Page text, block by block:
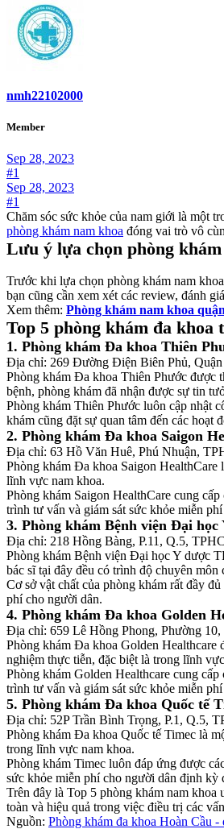
nmh22102000
Member
Sep 28, 2023
#1
Sep 28, 2023
#1
Chăm sóc sức khỏe của nam giới là một
phòng khám nam khoa đóng vai trò vô
Lưu ý lựa chọn phòng
Trước khi lựa chọn phòng khám nam
bạn cũng cần xem xét các review, đánh
Xem thêm: Phòng khám nam khoa
Top 5 phòng khám đa
1. Phòng khám Đa khoa Thiên
Địa chỉ: 269 Đường Điện Biên Phủ,
Phòng khám Đa khoa Thiên Phước được
bệnh, phòng khám đã nhận được sự tin
Phòng khám Thiên Phước luôn cập nhật
khám cũng đặt sự quan tâm đến các
2. Phòng khám Đa khoa Saigon
Địa chỉ: 63 Hồ Văn Huê, Phú Nhuận,
Phòng khám Đa khoa Saigon
lĩnh vực nam khoa.
Phòng khám Saigon HealthCare cung
trình tư vấn và giám sát sức khỏe miễn
3. Phòng khám Bệnh viện Đại
Địa chỉ: 218 Hồng Bàng, P.11, Q.5,
Phòng khám Bệnh viện Đại học Y dược
bác sĩ tại đây đều có trình độ chuyên
Cơ sở vật chất của phòng khám rất đầy
phí cho người dân.
4. Phòng khám Đa khoa Golden
Địa chỉ: 659 Lê Hồng Phong, Phường
Phòng khám Đa khoa Golden Healthcare
nghiệm thực tiễn, đặc biệt là trong lĩnh
Phòng khám Golden Healthcare cung
trình tư vấn và giám sát sức khỏe miễn
5. Phòng khám Đa khoa Quốc tế
Địa chỉ: 52P Trần Bình Trọng, P.1, Q.5,
Phòng khám Đa khoa Quốc tế Timec là
trong lĩnh vực nam khoa.
Phòng khám Timec luôn đáp ứng được
sức khỏe miễn phí cho người dân định kỳ
Trên đây là Top 5 phòng khám nam
toàn và hiệu quả trong việc điều trị các
Nguồn: Phòng khám đa khoa Hoàn Cầu